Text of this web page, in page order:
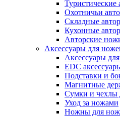
Туристические
Охотничьи
Складные
Кухонные
Авторские
Аксессуары для
Аксессуары
EDC
Подставки и
Магнитные
Сумки и чехлы
Уход за ножами
Ножны для